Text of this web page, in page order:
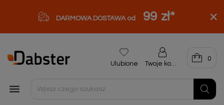
DARMOWA DOSTAWA od 99 zł*

Ulubione Twoje konto
0